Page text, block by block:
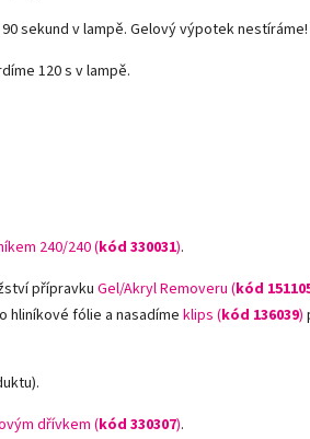
sekund v lampě. Gelový výpotek nestíráme!
120 s v lampě.
240/240 (kód 330031).
přípravku Gel/Akryl Removeru (kód
hliníkové fólie a nasadíme klips (kód 136039)
dřívkem (kód 330307).